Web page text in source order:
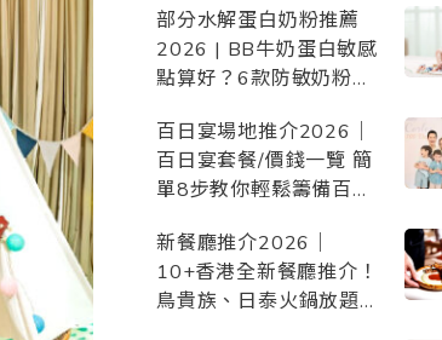
心Staycation/慶生/度假
部分水解蛋白奶粉推薦
2026 | BB牛奶蛋白敏感
點算好？6款防敏奶粉比
百日宴場地推介2026｜
百日宴套餐/價錢一覽 簡
單8步教你輕鬆籌備百日
Checklist 準備清單
新餐廳推介2026｜
10+香港全新餐廳推介！
鳥貴族、日泰火鍋放題、